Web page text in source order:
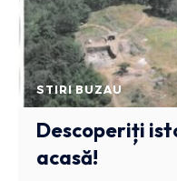
STIRI BUZAU
Descoperiți
acasă!